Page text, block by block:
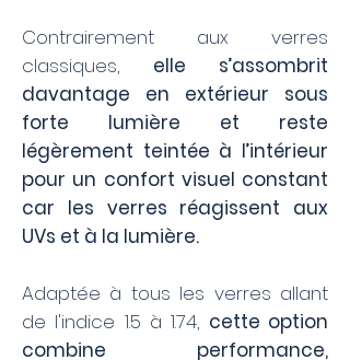
Contrairement aux verres
classiques, elle s’assombrit
davantage en extérieur sous
forte lumière et reste
légèrement teintée à l’intérieur
pour un confort visuel constant
car les verres réagissent aux
UVs et à la lumière.
Adaptée à tous les verres allant
de l'indice 1.5 à 1.74, cette option
combine performance,